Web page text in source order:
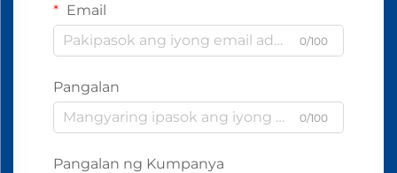
Email
0/100
Pangalan
0/100
Pangalan ng Kumpanya